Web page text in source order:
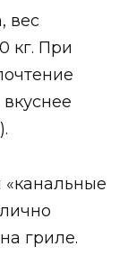
вес
кг. При
гриле.